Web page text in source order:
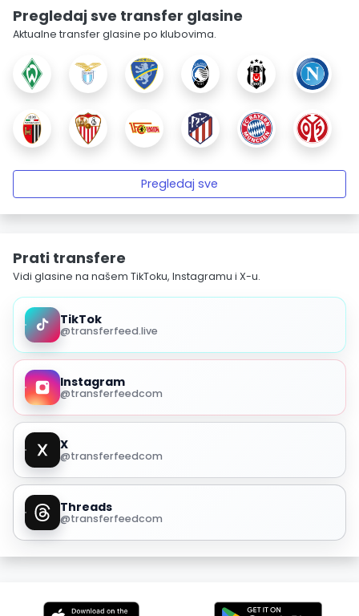
Pregledaj sve transfer glasine
Aktualne transfer glasine po klubovima.
Pregledaj sve
Prati transfere
Vidi glasine na našem TikToku, Instagramu i X-u.
TikTok
@transferfeed.live
Instagram
@transferfeedcom
X
@transferfeedcom
Threads
@transferfeedcom